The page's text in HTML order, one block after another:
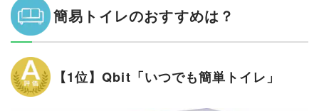
簡易トイレのおすすめは？
【1位】Qbit「いつでも簡単トイレ」